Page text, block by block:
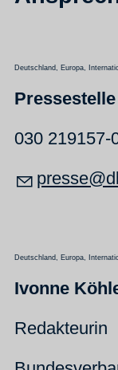
Deutschland, Europa,
030 219157-
pr ss
Deutschland, Europa,
Ivonne
Redakteurin